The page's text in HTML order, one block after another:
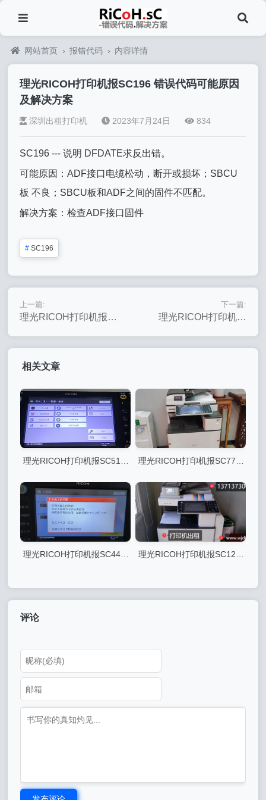
网站首页 › 报错代码 › 内容详情
理光RICOH打印机报SC196 错误代码可能原因
及解决方案
深圳出租打印机 2023年7月24日 834
SC196 --- 说明 DFDATE求反出错。
可能原因：ADF接口电缆松动，断开或损坏；SBCU
板 不良；SBCU板和ADF之间的固件不匹配。
解决方案：检查ADF接口固件
# SC196
上一篇:
理光RICOH打印机报
下一篇:
理光RICOH打印机报
相关文章
理光RICOH打印机报SC510
理光RICOH打印机报SC770
理光RICOH打印机报SC442-
理光RICOH打印机报SC122
评论